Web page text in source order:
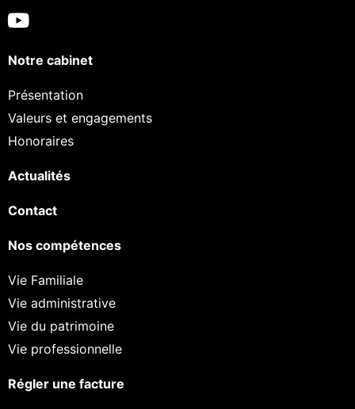
Notre cabinet
Présentation
Valeurs et engagements
Honoraires
Actualités
Contact
Nos compétences
Vie Familiale
Vie administrative
Vie du patrimoine
Vie professionnelle
Régler une facture